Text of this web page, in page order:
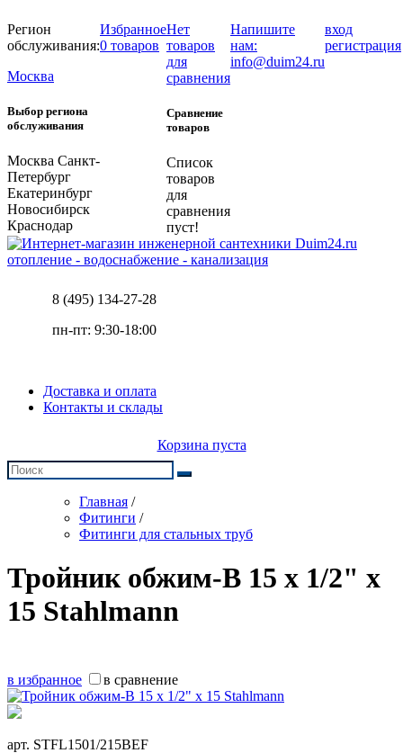
Регион
обслуживания:
Москва
Выбор региона
обслуживания
Москва Санкт-
Петербург
Екатеринбург
Новосибирск
Краснодар
Избранное
0 товаров
Нет
товаров
для
сравнения
Сравнение
товаров
Список
товаров
для
сравнения
пуст!
Напишите
нам:
info@duim24.ru
вход
регистрация
отопление - водоснабжение - канализация
8 (495) 134-27-28
пн-пт: 9:30-18:00
Доставка и оплата
Контакты и склады
Корзина пуста
Главная /
Фитинги /
Фитинги для стальных труб
Тройник обжим-В 15 х 1/2" х
15 Stahlmann
в избранное в сравнение
арт. STFL1501/215BEF